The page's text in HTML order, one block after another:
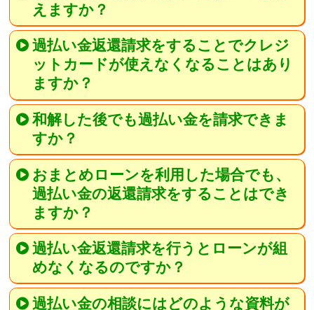
えますか？
過払い金返還請求をすることでクレジ
ットカードが使えなくなることはあり
ますか？
和解した後でも過払い金を請求できま
すか？
おまとめローンを利用した場合でも、
過払い金の返還請求をすることはでき
ますか？
過払い金返還請求を行うとローンが組
めなくなるのですか？
過払い金の相談にはどのような資料が